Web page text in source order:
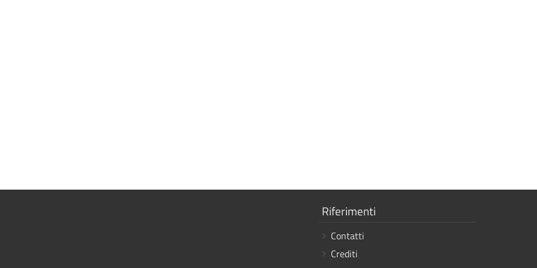
Mostra
link
Riferimenti
Contatti
Crediti